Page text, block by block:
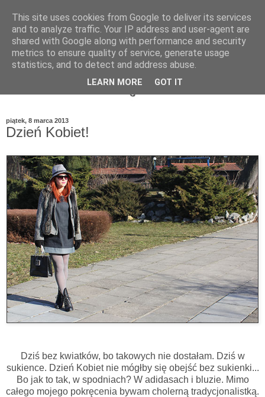
piątek, 8 marca 2013
Dzień Kobiet!
Dziś bez kwiatków, bo takowych nie dostałam. Dziś w
sukience. Dzień Kobiet nie mógłby się obejść bez sukienki...
Bo jak to tak, w spodniach? W adidasach i bluzie. Mimo
całego mojego pokręcenia bywam cholerną tradycjonalistką.
This site uses cookies from Google to deliver its services
and to analyze traffic. Your IP address and user-agent are
shared with Google along with performance and security
metrics to ensure quality of service, generate usage
statistics, and to detect and address abuse.
LEARN MORE GOT IT